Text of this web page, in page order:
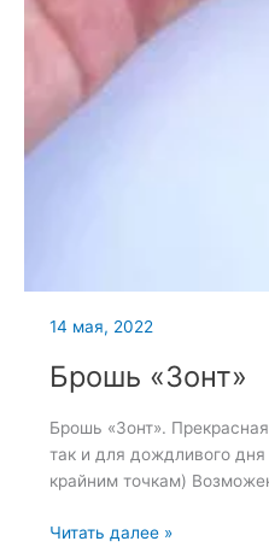
14 мая, 2022
Брошь «Зонт»
Брошь «Зонт».
так и для дождливого
крайним точкам)
Брошь
Читать далее »